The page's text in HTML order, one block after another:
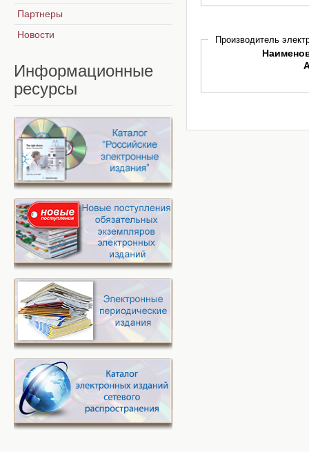
Производитель
Партнеры
Новости
Информационные
ресурсы